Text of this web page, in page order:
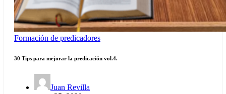
Formación de predicadores
30 Tips para mejorar la predicación vol.4.
Juan Revilla